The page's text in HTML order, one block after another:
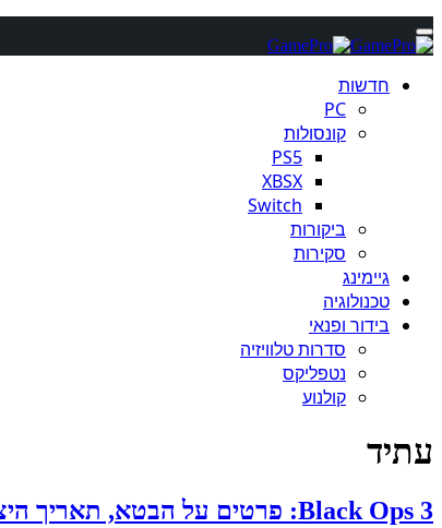
חדשות
PC
קונסולות
PS5
XBSX
Switch
ביקורות
סקירות
גיימינג
טכנולוגיה
בידור ופנאי
סדרות טלוויזיה
נטפליקס
קולנוע
עתיד
Black Ops 3: פרטים על הבטא, תאריך היציאה, וקואופ דלפו לרשת